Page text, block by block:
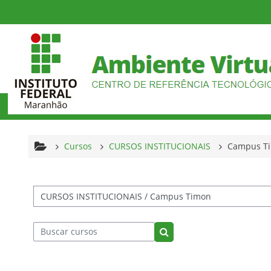
Cursos CURSOS INSTITUCIONAIS Campus
de Cursos
Buscar cursos
Buscar cursos